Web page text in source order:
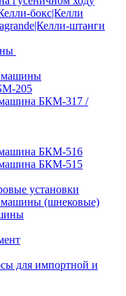
бокс|Келли
штанги
машины
205
машина БКМ-317 /
машина БКМ-516
машина БКМ-515
установки
машины (шнековые)
для импортной и